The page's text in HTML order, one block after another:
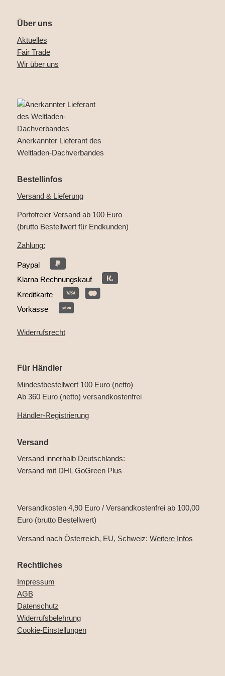
Über uns
Aktuelles
Fair Trade
Wir über uns
Anerkannter Lieferant des
Weltladen-Dachverbandes
Bestellinfos
Versand & Lieferung
Portofreier Versand ab 100 Euro
(brutto Bestellwert für Endkunden)
Zahlung:
Paypal
Klarna Rechnungskauf
Kreditkarte
Vorkasse
Widerrufsrecht
Für Händler
Mindestbestellwert 100 Euro (netto)
Ab 360 Euro (netto) versandkostenfrei
Händler-Registrierung
Versand
Versand innerhalb Deutschlands:
Versand mit DHL GoGreen Plus
Versandkosten 4,90 Euro / Versandkostenfrei ab 100,00
Euro (brutto Bestellwert)
Versand nach Österreich, EU, Schweiz: Weitere Infos
Rechtliches
Impressum
AGB
Datenschutz
Widerrufsbelehrung
Cookie-Einstellungen